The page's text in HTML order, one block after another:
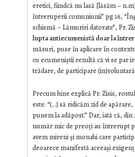
eretici, fiindcă nu lasă [lăsăm –
întreruperii comuniunii” pg 16,
schismă – Lămuriri datorate”, Pr.
lupta antiecumenistă doar la
măsuri, puse în aplicare în
cu ecumeniștii rezultă că vi se par
trădare, de participare
Precum bine explică Pr. Zisis,
este: “(…) să ridicăm zid de
punem la adăpost.” Dar, iată că,
număr mic de preoți au întrerupt
avem mireni și monahi care
deoarece manifestă aceeași